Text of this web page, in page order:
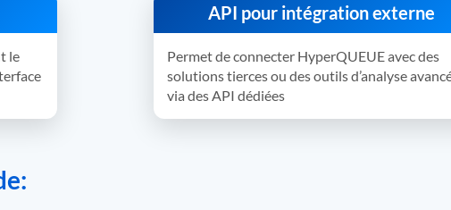
le
API pour intégration externe
Permet de connecter HyperQUEUE avec des
solutions tierces ou des outils d’analyse
via des API dédiées